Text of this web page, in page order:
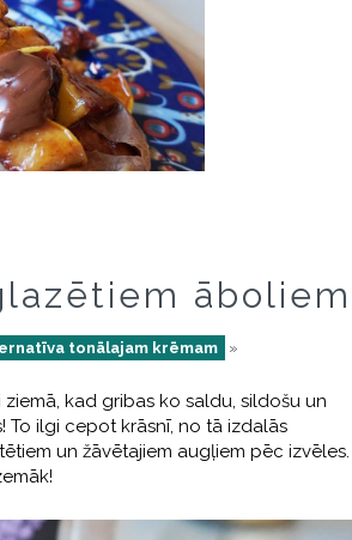
āboliem
tonālajam krēmam »
kad gribas ko saldu, sildošu un
To ilgi cepot krāsnī, no tā izdalās
un žāvētajiem augļiem pēc izvēles.